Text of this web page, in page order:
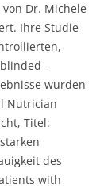
Dr. Michele
Ihre Studie
-
wurden
Nutrician
Titel:
des
with